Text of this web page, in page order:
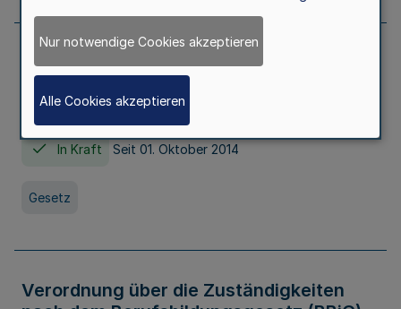
Gesetz über die Hochschulen des Landes
Nordrhein-Westfalen (Hochschulgesetz -
HG)
In Kraft Seit 01. Oktober 2014
Gesetz
Verordnung über die Zuständigkeiten
Nur notwendige Cookies akzeptieren
Alle Cookies akzeptieren